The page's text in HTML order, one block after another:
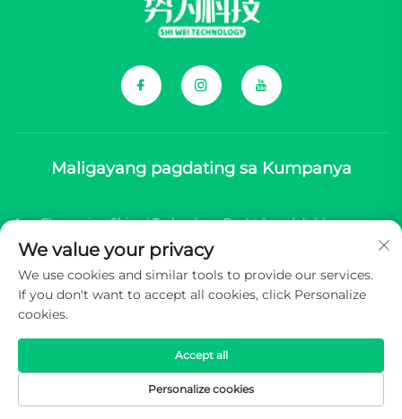
Maligayang pagdating sa Kumpanya
Ang Chongqing Shiwei Technology Co., Ltd. ay dalubhasa sa
pagbibigay ng komprehensibong mga sangkap para sa mga
bagong brand ng sasakyang enerhiyang China (NEV).
We value your privacy
We use cookies and similar tools to provide our services.
If you don't want to accept all cookies, click Personalize
cookies.
Personalize cookies
Accept all